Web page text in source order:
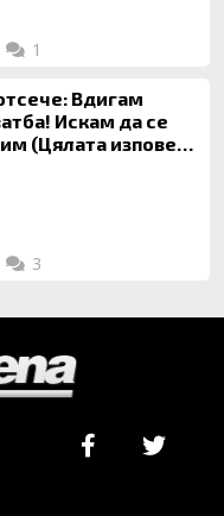
1
Вдигам
Искам да се
(Цялата изповед
3